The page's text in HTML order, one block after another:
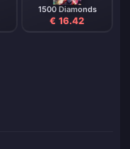
1500 Diamonds
€ 16.42